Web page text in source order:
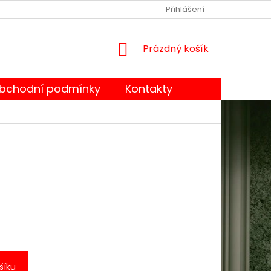
PODMÍNKY OCHRANY OSOBNÍCH
Přihlášení
NÁKUPNÍ
Prázdný košík
podmínky Kontakty